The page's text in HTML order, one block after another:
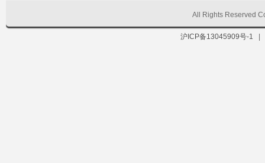
All Rights Reserved
沪ICP备13045909号-1